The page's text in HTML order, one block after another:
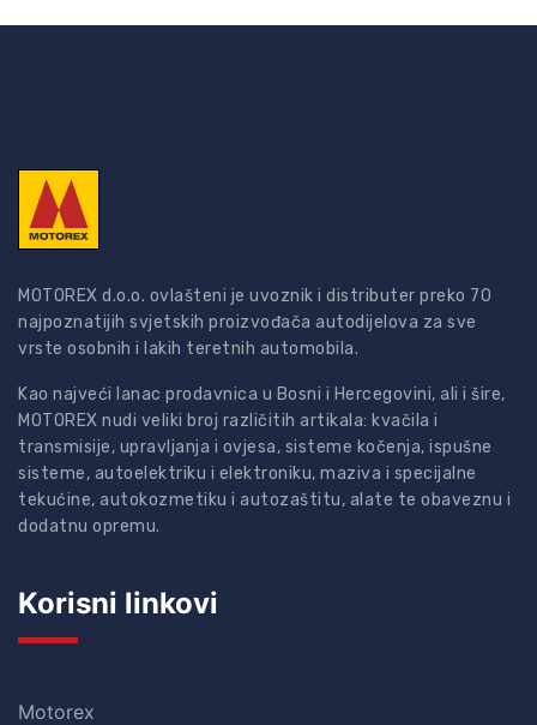
MOTOREX d.o.o. ovlašteni je uvoznik i distributer preko 70
najpoznatijih svjetskih proizvođača autodijelova za sve
vrste osobnih i lakih teretnih automobila.
Kao najveći lanac prodavnica u Bosni i Hercegovini, ali i šire,
MOTOREX nudi veliki broj različitih artikala: kvačila i
transmisije, upravljanja i ovjesa, sisteme kočenja, ispušne
sisteme, autoelektriku i elektroniku, maziva i specijalne
tekućine, autokozmetiku i autozaštitu, alate te obaveznu i
dodatnu opremu.
Korisni linkovi
Motorex